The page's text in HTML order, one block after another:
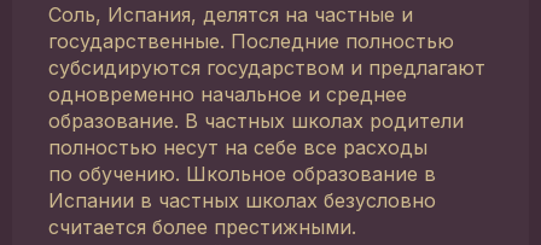
Соль, Испания, делятся на частные и
государственные. Последние полностью
субсидируются государством и предлагают
одновременно начальное и среднее
образование. В частных школах родители
полностью несут на себе все расходы
по обучению. Школьное образование в
Испании в частных школах безусловно
считается более престижными.